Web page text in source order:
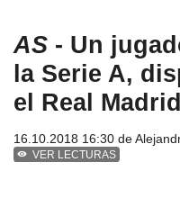
AS - Un
la Serie A,
el Real Madrid
16.10.2018 16:30 de
VER LECTURAS